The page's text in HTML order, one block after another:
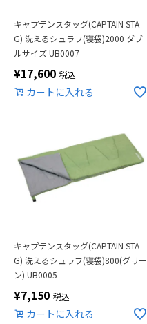
キャプテンスタッグ(CAPTAIN STA
G) 洗えるシュラフ(寝袋)2000 ダブ
ルサイズ UB0007
¥17,600 税込
カートに入れる
キャプテンスタッグ(CAPTAIN STA
G) 洗えるシュラフ(寝袋)800(グリー
ン) UB0005
¥7,150 税込
カートに入れる